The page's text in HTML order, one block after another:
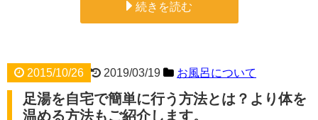
続きを読む
2015/10/26 2019/03/19 お風呂について
足湯を自宅で簡単に行う方法とは？より体を
温める方法もご紹介します。